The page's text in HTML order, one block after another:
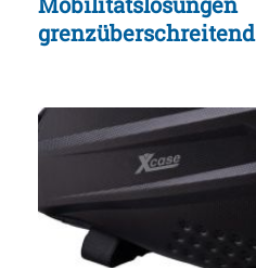
grenzüberschreitend